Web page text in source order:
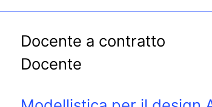
Docente a contratto
Docente